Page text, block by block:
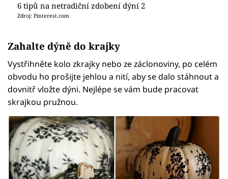
6 tipů na netradiční zdobení dýní 2
Zdroj: Pinterest.com
Zahalte dýně do krajky
Vystřihněte kolo zkrajky nebo ze záclonoviny, po celém
obvodu ho prošijte jehlou a nití, aby se dalo stáhnout a
dovnitř vložte dýni. Nejlépe se vám bude pracovat
skrajkou pružnou.